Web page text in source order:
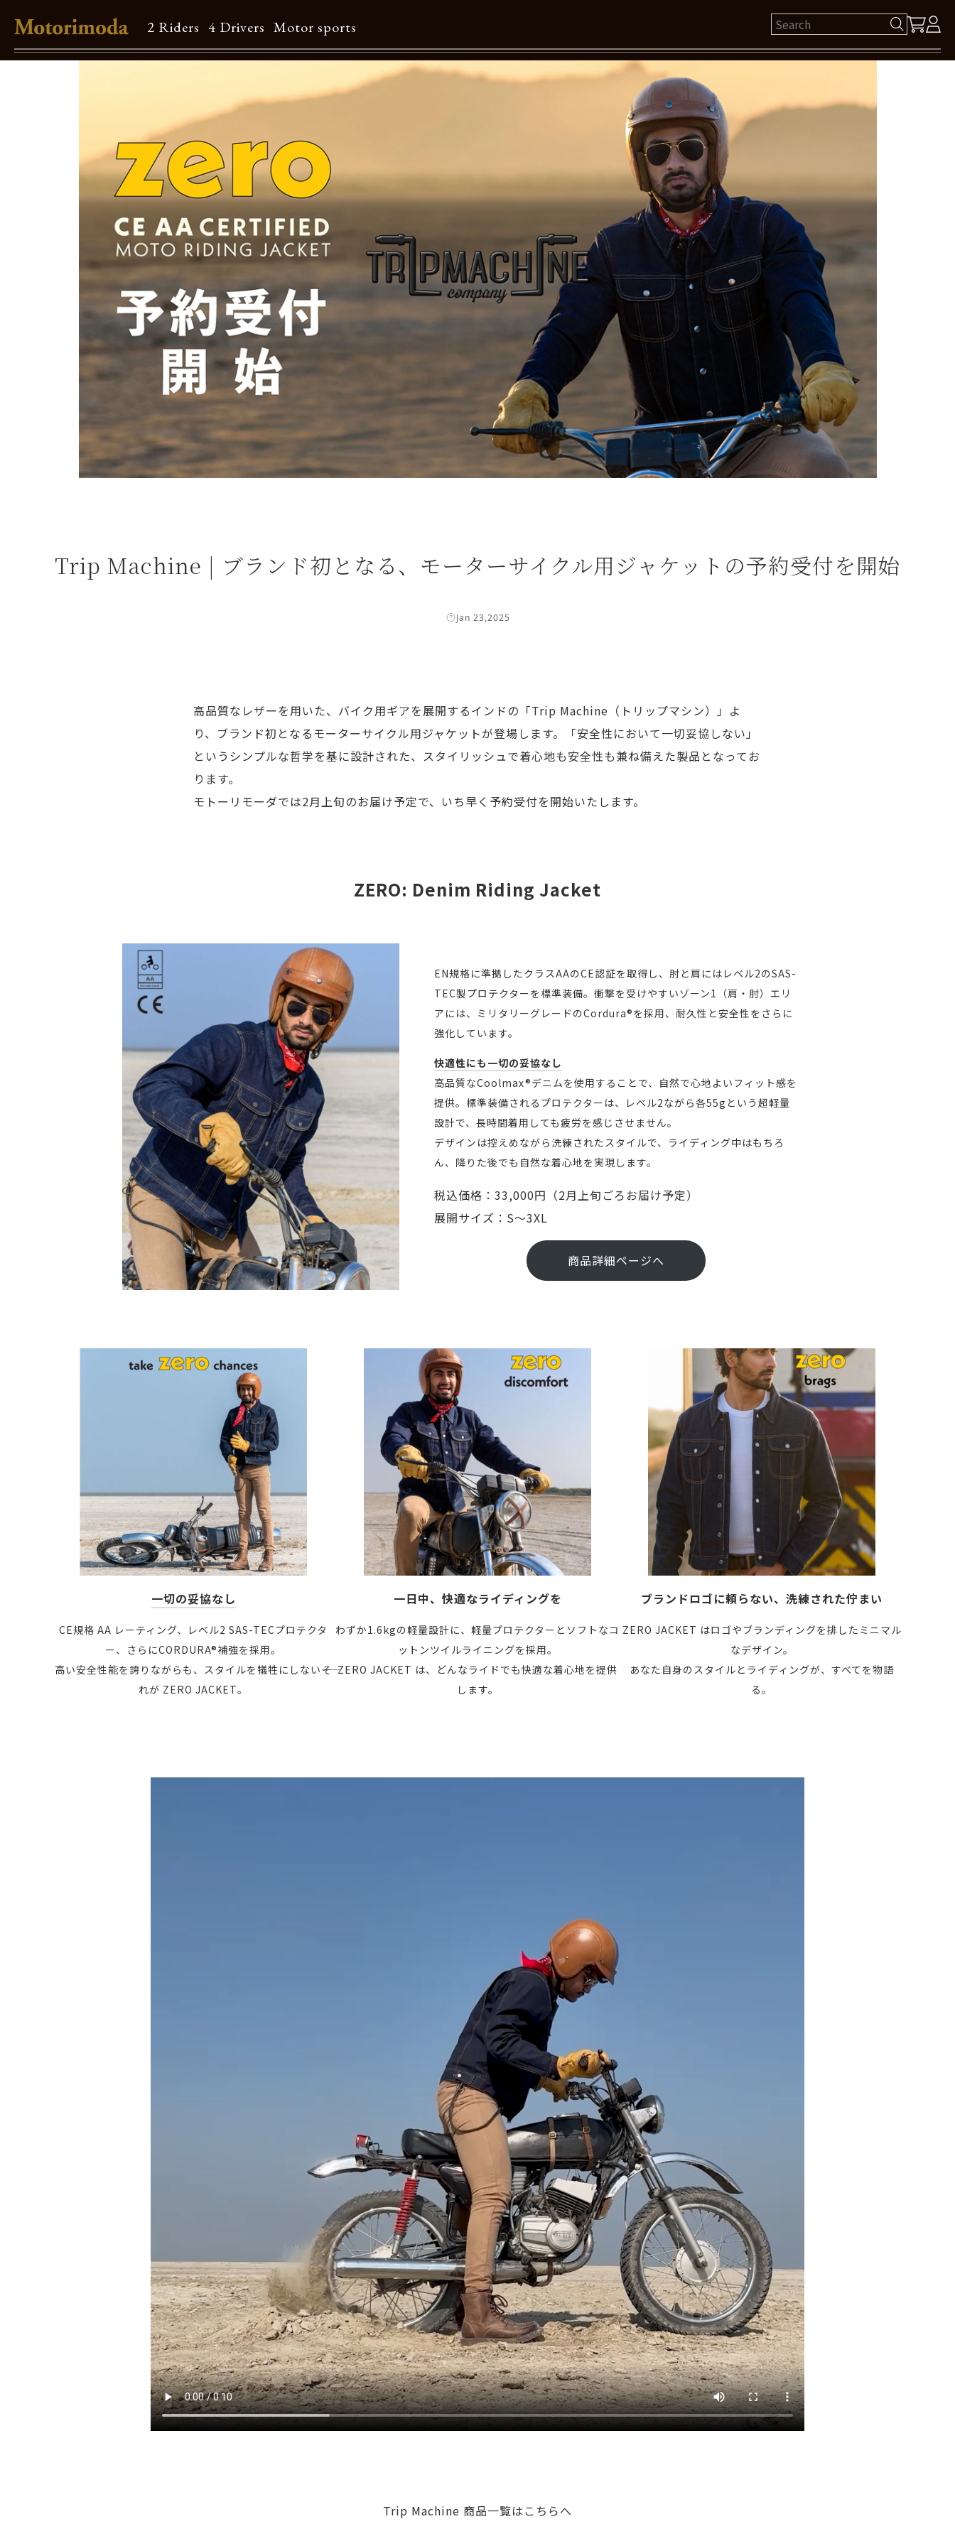
新規会員登録
2 Riders 4 Drivers Motor sports
Guide
メルマガ購読
Trip Machine | ブランド初となる、モーターサイクル用ジャケットの予約受付を開始
Jan 23,2025
高品質なレザーを用いた、バイク用ギアを展開するインドの「Trip Machine（トリップマシン）」よ
り、ブランド初となるモーターサイクル用ジャケットが登場します。「安全性において一切妥協しない」
というシンプルな哲学を基に設計された、スタイリッシュで着心地も安全性も兼ね備えた製品となってお
ります。
モトーリモーダでは2月上旬のお届け予定で、いち早く予約受付を開始いたします。
ZERO: Denim Riding Jacket
EN規格に準拠したクラスAAのCE認証を取得し、肘と肩にはレベル2のSAS-
TEC製プロテクターを標準装備。衝撃を受けやすいゾーン1（肩・肘）エリ
アには、ミリタリーグレードのCordura®︎を採用、耐久性と安全性をさらに
強化しています。
快適性にも一切の妥協なし
高品質なCoolmax®︎デニムを使用することで、自然で心地よいフィット感を
提供。標準装備されるプロテクターは、レベル2ながら各55gという超軽量
設計で、長時間着用しても疲労を感じさせません。
デザインは控えめながら洗練されたスタイルで、ライディング中はもちろ
ん、降りた後でも自然な着心地を実現します。
税込価格：33,000円（2月上旬ごろお届け予定）
展開サイズ：S〜3XL
商品詳細ページへ
一切の妥協なし
CE規格 AA レーティング、レベル2 SAS-TECプロテクタ
ー、さらにCORDURA®補強を採用。
高い安全性能を誇りながらも、スタイルを犠牲にしない――そ
れが ZERO JACKET。
一日中、快適なライディングを
わずか1.6kgの軽量設計に、軽量プロテクターとソフトなコ
ットンツイルライニングを採用。
ZERO JACKET は、どんなライドでも快適な着心地を提供
します。
ブランドロゴに頼らない、洗練された佇まい
ZERO JACKET はロゴやブランディングを排したミニマル
なデザイン。
あなた自身のスタイルとライディングが、すべてを物語
る。
Trip Machine 商品一覧はこちらへ